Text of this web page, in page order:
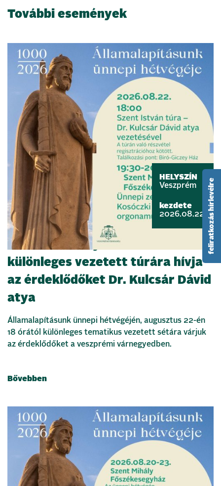
További események
HELYSZÍN
Veszprém
kezdete
2026.08.22.
Szent István nyomában –
különleges vezetett túrára hívja
az érdeklődőket Dr. Kulcsár Dávid
atya
Államalapításunk ünnepi hétvégéjén, augusztus 22-én
18 órától különleges tematikus vezetett sétára várjuk
az érdeklődőket a veszprémi várnegyedben.
Bővebben
feliratkozás hírlevélre